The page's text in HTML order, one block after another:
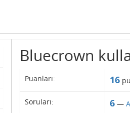
Bluecrown
Puanları: 16
Soruları: 6—